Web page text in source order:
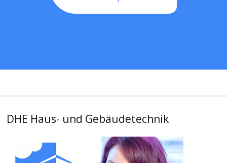
DHE Haus- und Gebäudetechnik